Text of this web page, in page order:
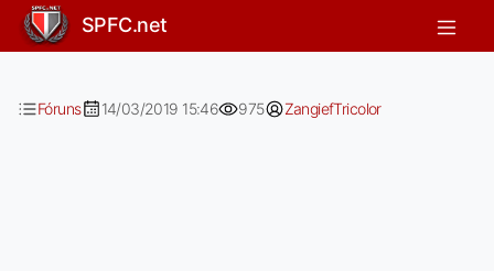
Elenco da Pindaíba
SPFC.net
Fóruns 14/03/2019 15:46 975 ZangiefTricolor